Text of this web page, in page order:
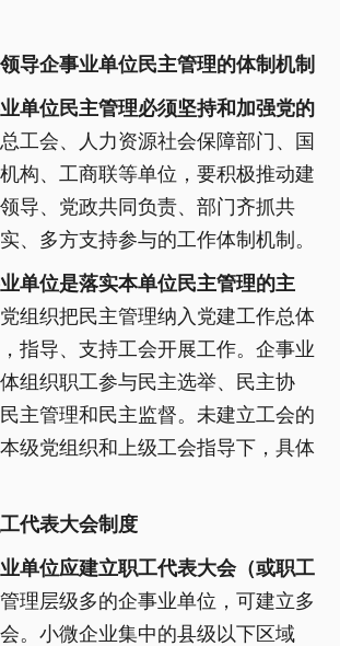
导企事业单位民主管理的体制机制
位民主管理必须坚持和加强党的
工会、人力资源社会保障部门、国
构、工商联等单位，要积极推动建
导、党政共同负责、部门齐抓共
、多方支持参与的工作体制机制。
业单位是落实本单位民主管理的主
组织把民主管理纳入党建工作总体
指导、支持工会开展工作。企事业
组织职工参与民主选举、民主协
主管理和民主监督。未建立工会的
级党组织和上级工会指导下，具体
代表大会制度
位应建立职工代表大会（或职工
管理层级多的企事业单位，可建立多
。小微企业集中的县级以下区域